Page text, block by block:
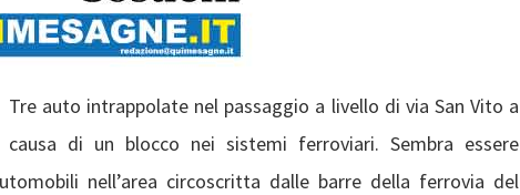
Tre auto intrappolate nel passaggio a livello di via San Vito a
causa di un blocco nei sistemi ferroviari. Sembra essere
nell’area circoscritta dalle barre della ferrovia del